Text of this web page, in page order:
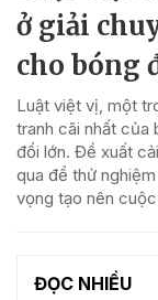
ở giải
cho bóng
Luật việt vị, một
tranh cãi nhất của
đổi lớn. Đề xuất
qua để thử
vọng tạo nên
ĐỌC NHIỀU